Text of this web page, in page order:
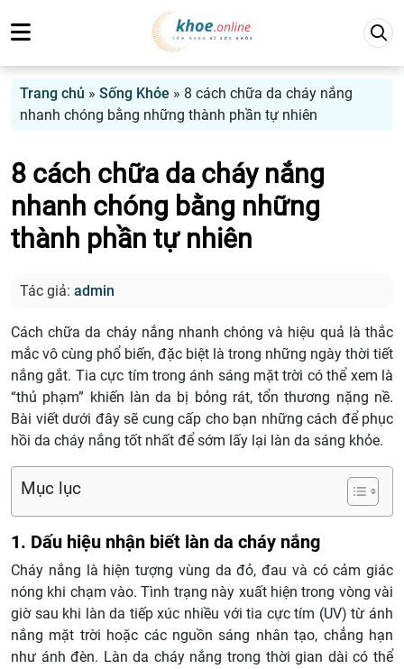
Trang chủ » Sống Khỏe » 8 cách chữa da cháy nắng
nhanh chóng bằng những thành phần tự nhiên
8 cách chữa da cháy nắng
nhanh chóng bằng những
thành phần tự nhiên
Tác giả: admin
Cách chữa da cháy nắng nhanh chóng và hiệu quả là thắc
mắc vô cùng phổ biến, đặc biệt là trong những ngày thời tiết
nắng gắt. Tia cực tím trong ánh sáng mặt trời có thể xem là
“thủ phạm” khiến làn da bị bỏng rát, tổn thương nặng nề.
Bài viết dưới đây sẽ cung cấp cho bạn những cách để phục
hồi da cháy nắng tốt nhất để sớm lấy lại làn da sáng khỏe.
Mục lục
1. Dấu hiệu nhận biết làn da cháy nắng
Cháy nắng là hiện tượng vùng da đỏ, đau và có cảm giác
nóng khi chạm vào. Tình trạng này xuất hiện trong vòng vài
giờ sau khi làn da tiếp xúc nhiều với tia cực tím (UV) từ ánh
nắng mặt trời hoặc các nguồn sáng nhân tạo, chẳng hạn
như ánh đèn. Làn da cháy nắng trong thời gian dài có thể